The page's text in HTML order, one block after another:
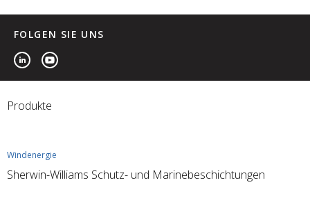
FOLGEN SIE UNS
Produkte
Windenergie
Sherwin-Williams Schutz- und Marinebeschichtungen